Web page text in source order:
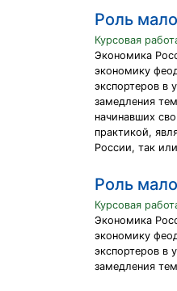
Роль
Курсовая
Экономика
экономику
экспортеров в
замедления
начинавших
практикой,
России, так
Роль
Курсовая
Экономика
экономику
экспортеров в
замедления